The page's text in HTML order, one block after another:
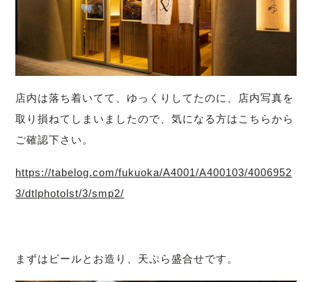
店内は落ち着いてて、ゆっくりしてたのに、店内写真を
取り損ねてしまいましたので、気になる方はこちらから
ご確認下さい。
https://tabelog.com/fukuoka/A4001/A400103/4006952
3/dtlphotolst/3/smp2/
まずはビールとお造り、天ぷら盛合せです。